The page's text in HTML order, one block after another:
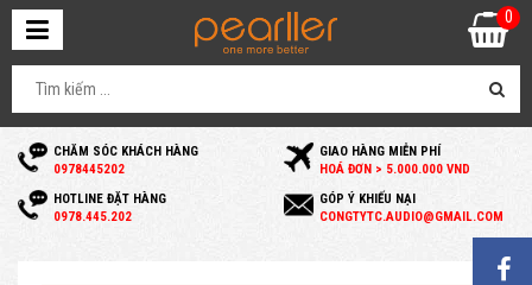
CHĂM SÓC KHÁCH HÀNG
0978445202
GIAO HÀNG MIỄN PHÍ
HOÁ ĐƠN > 5.000.000 VND
HOTLINE ĐẶT HÀNG
0978.445.202
GÓP Ý KHIẾU NẠI
CONGTYTC.AUDIO@GMAIL.COM
0